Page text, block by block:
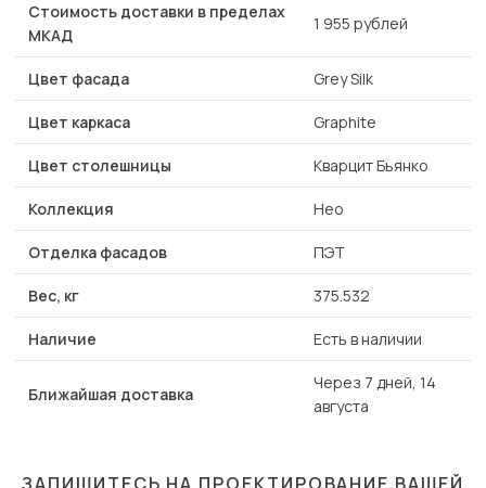
Стоимость доставки в пределах
МКАД
1 955 рублей
Цвет фасада Grey Silk
Цвет каркаса Graphite
Цвет столешницы Кварцит Бьянко
Коллекция Нео
Отделка фасадов ПЭТ
Вес, кг 375.532
Наличие Есть в наличии
Ближайшая доставка
Через 7 дней, 14
августа